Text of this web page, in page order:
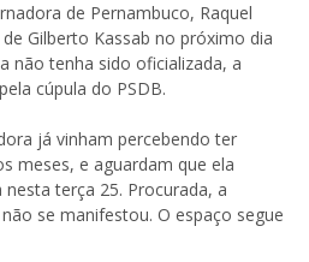
de Pernambuco, Raquel
Gilberto Kassab no próximo dia
não tenha sido oficializada, a
cúpula do PSDB.
já vinham percebendo ter
meses, e aguardam que ela
terça 25. Procurada, a
se manifestou. O espaço segue